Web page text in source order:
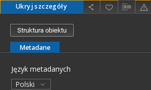
Ukryj szczegóły
Struktura obiektu
Metadane
Język metadanych
Polski